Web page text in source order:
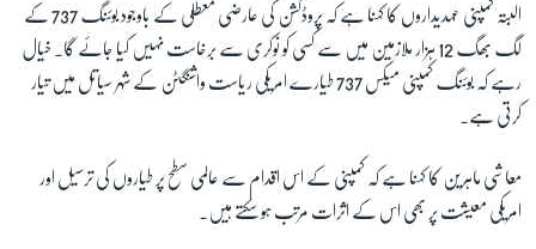
Learning English
FOLLOW US
زبان
البتہ کمپنی عہدیداروں کا کہنا ہے کہ پروڈکشن کی عارضی معطلی کے باوجود بوئنگ 737 کے
لگ بھگ 12 ہزار ملازمین میں سے کسی کو نوکری سے برخاست نہیں کیا جائے گا۔ خیال
رہے کہ بوئنگ کمپنی میکس 737 طیارے امریکی ریاست واشنگٹن کے شہر سیاتل میں تیار
کرتی ہے۔
معاشی ماہرین کا کہنا ہے کہ کمپنی کے اس اقدام سے عالمی سطح پر طیاروں کی ترسیل اور
امریکی معیشت پر بھی اس کے اثرات مرتب ہو سکتے ہیں۔